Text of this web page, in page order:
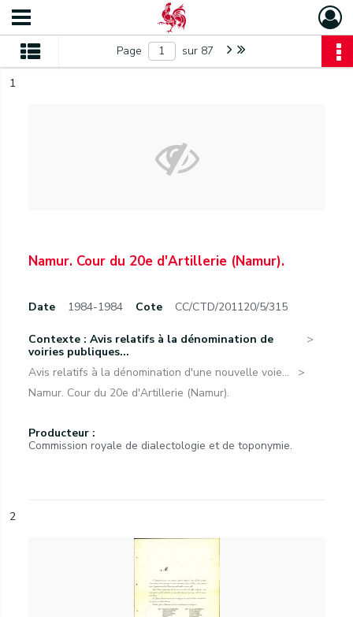
Page sur 87
1
Namur. Cour du 20e d'Artillerie (Namur).
Date 1984-1984 Cote CC/CTD/201120/5/315
Contexte : Avis relatifs à la dénomination de
voiries publiques...
Avis relatifs à la dénomination d'une nouvelle voie...
Namur. Cour du 20e d'Artillerie (Namur).
Producteur :
Commission royale de dialectologie et de toponymie.
2